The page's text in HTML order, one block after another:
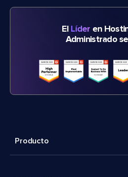
El Líder en
Administrado
Producto